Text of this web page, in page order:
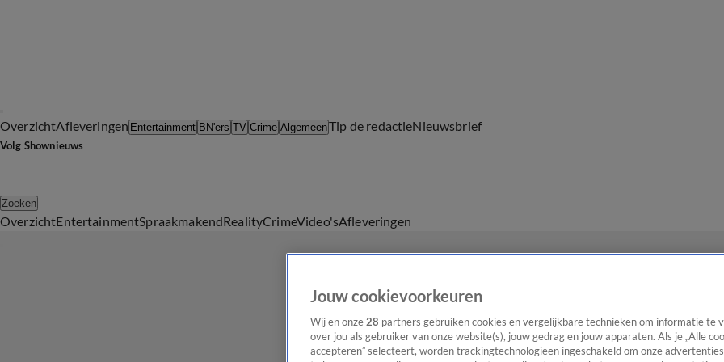
OverzichtAfleveringen Entertainment BN'ers TV Crime AlgemeenTip de redactieNieuwsbrief
Volg Shownieuws
Zoeken
OverzichtEntertainmentSpraakmakendRealityCrimeVideo'sAfleveringen
Jouw cookievoorkeuren
Wij en onze 28 partners gebruiken cookies en vergelijkbare technieken om informatie te
over jou als gebruiker van onze website(s), jouw gedrag en jouw apparaten. Als je „Alle
accepteren” selecteert, worden trackingtechnologieën ingeschakeld om onze